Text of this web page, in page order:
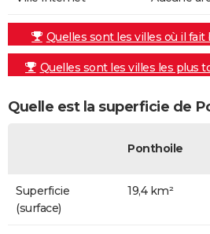
Quelles sont les villes où il fait
Quelles sont les villes les plus
Quelle est la superficie de
Ponthoile
Superficie
(surface)
19,4 km²